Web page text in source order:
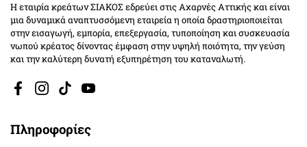
Η εταιρία κρεάτων ΣΙΑΚΟΣ εδρεύει στις Αχαρνές Αττικής και είναι
μια δυναμικά αναπτυσσόμενη εταιρεία η οποία δραστηριοποιείται
στην εισαγωγή, εμπορία, επεξεργασία, τυποποίηση και συσκευασία
νωπού κρέατος δίνοντας έμφαση στην υψηλή ποιότητα, την γεύση
και την καλύτερη δυνατή εξυπηρέτηση του καταναλωτή.
FacebookInstagram
TikTokYouTube
Πληροφορίες